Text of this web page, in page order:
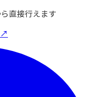
直接行えます
↗